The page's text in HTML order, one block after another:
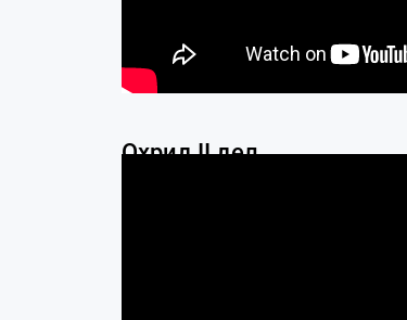
Охрид II дел